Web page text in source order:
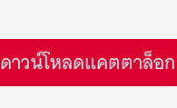
ดาวน์โหลดแคตตาล็อก